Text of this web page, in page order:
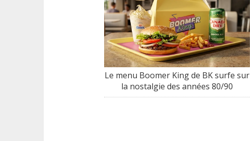
Le menu Boomer King de BK surfe sur
la nostalgie des années 80/90